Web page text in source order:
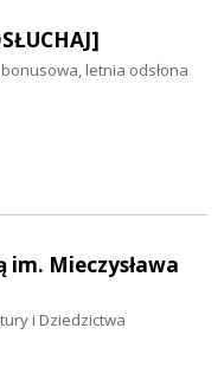
letnia odsłona
Mieczysława
i Dziedzictwa